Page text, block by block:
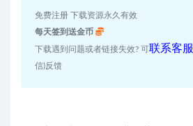
免费注册 下载资源永久有效
每天签到送金币
下载遇到问题或者链接失效? 可联系客服
信)反馈